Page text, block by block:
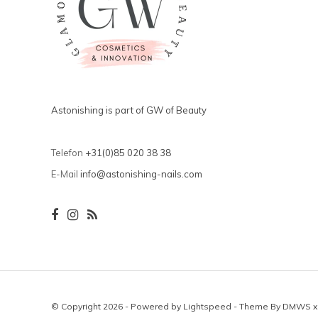
Astonishing is part of GW of Beauty
Telefon +31(0)85 020 38 38
E-Mail info@astonishing-nails.com
© Copyright 2026 - Powered by Lightspeed - Theme By DMWS